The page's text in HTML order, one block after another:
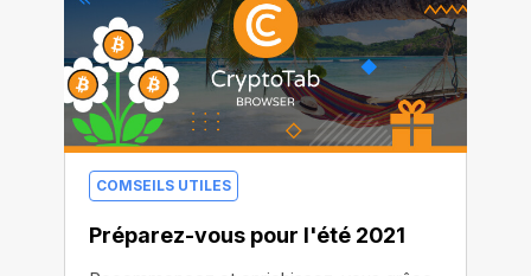
COMSEILS UTILES
Préparez-vous pour l'été 2021